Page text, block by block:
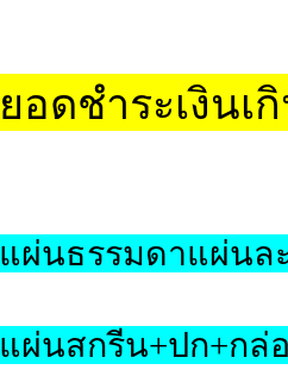
ยอดชำระเงินเ
แผ่นธรรมดาแผ่นล
แผ่นสกรีน+ปก+กล่